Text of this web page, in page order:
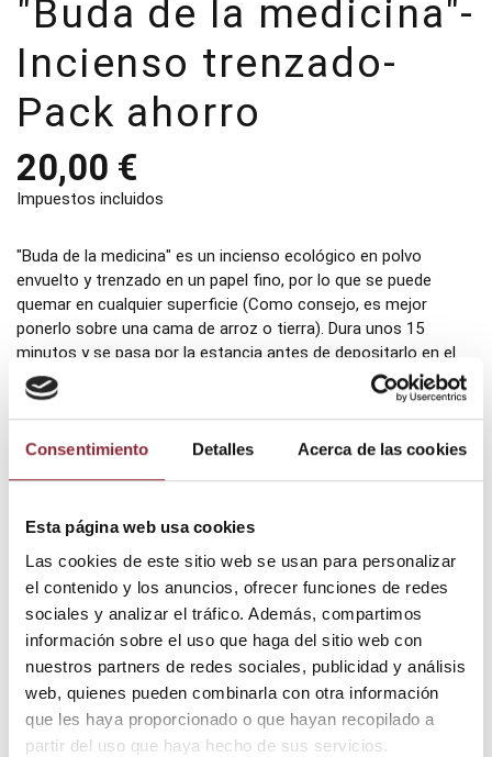
Consentimiento Detalles Acerca de las cookies
Esta página web usa cookies
Las cookies de este sitio web se usan para personalizar
el contenido y los anuncios, ofrecer funciones de redes
sociales y analizar el tráfico. Además, compartimos
información sobre el uso que haga del sitio web con
nuestros partners de redes sociales, publicidad y análisis
web, quienes pueden combinarla con otra información
que les haya proporcionado o que hayan recopilado a
partir del uso que haya hecho de sus servicios.
"Buda de la medicina"-
Incienso trenzado-
Pack ahorro
20,00 €
Impuestos incluidos
"Buda de la medicina" es un incienso ecológico en polvo
envuelto y trenzado en un papel fino, por lo que se puede
quemar en cualquier superficie (Como consejo, es mejor
ponerlo sobre una cama de arroz o tierra). Dura unos 15
minutos y se pasa por la estancia antes de depositarlo en el
suelo. Está compuesto por una mezcla de hierbas y maderas.
Contiene 8 paquetes con 40 inciensos aprox. cada uno.
Añadir al carrito
¿Tienes dudas? Te asesoramos
Envío gratis +60€